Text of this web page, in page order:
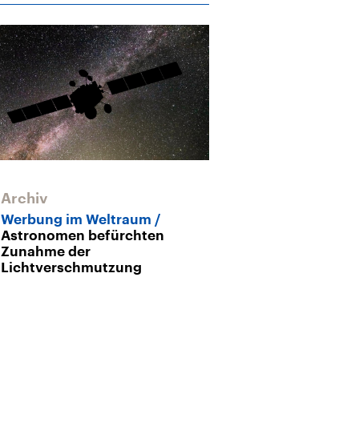
Archiv
Werbung im Weltraum
Astronomen befürchten
Zunahme der
Lichtverschmutzung